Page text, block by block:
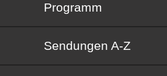
Programm
Sendungen von A bis Z
Sendungen A-Z